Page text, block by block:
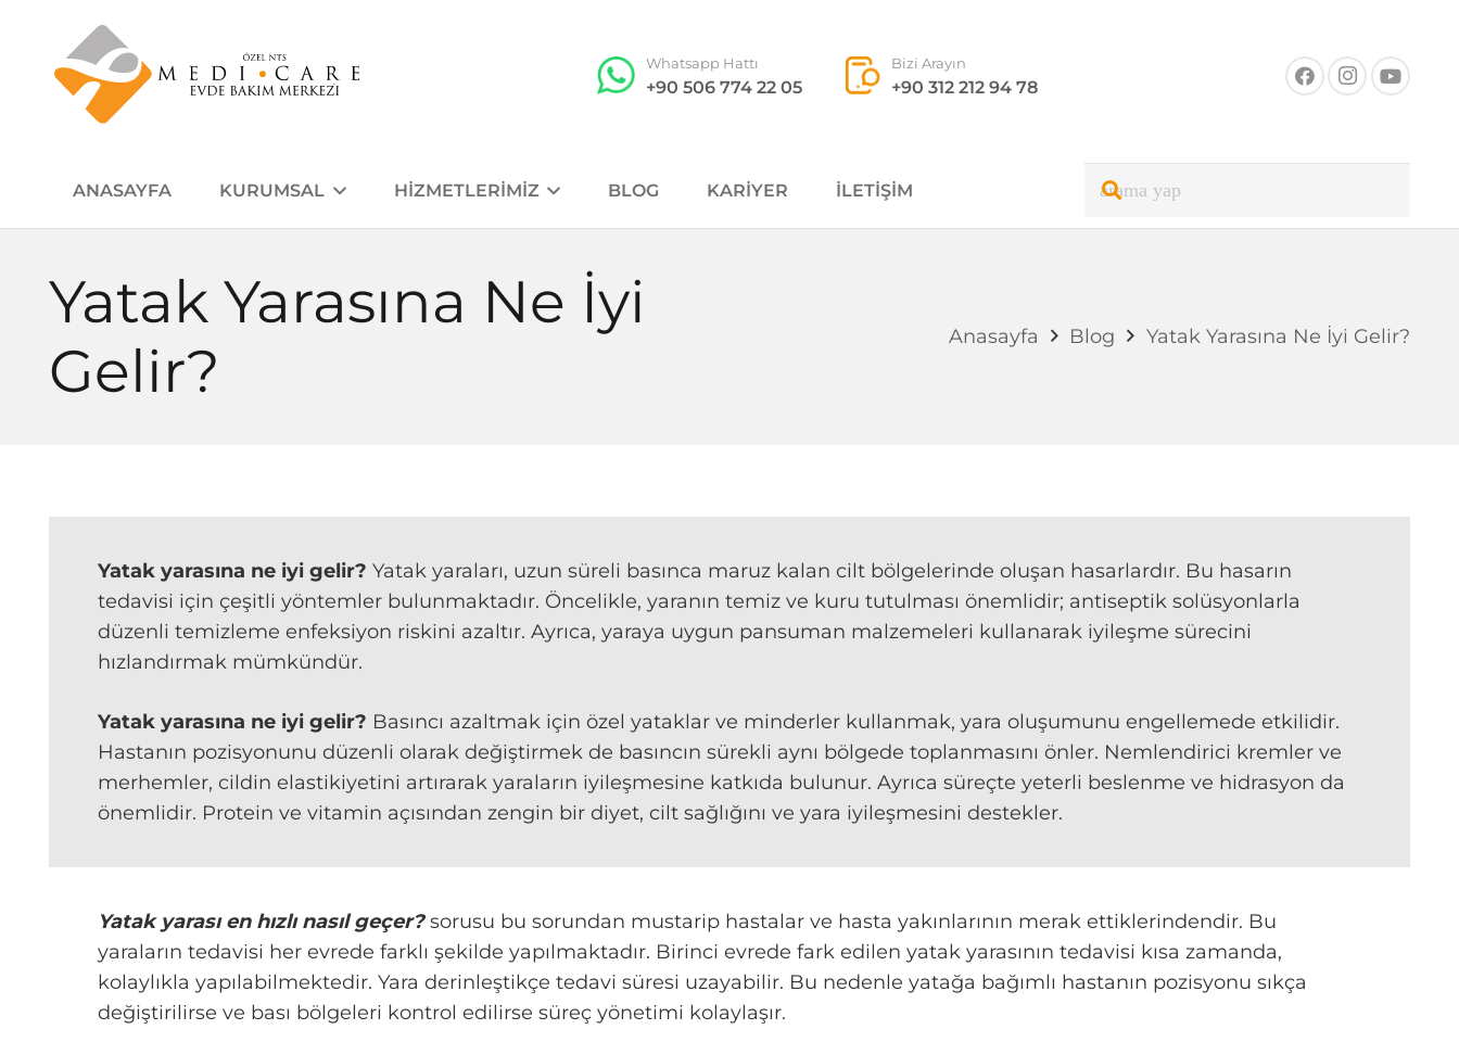
Whatsapp Hattı
+90 506 774 22 05
Bizi Arayın
+90 312 212 94 78
ANASAYFA KURUMSAL HIZMETLERIMIZ BLOG KARIYER İLETIŞIM
Yatak Yarasına Ne İyi
Gelir?
Anasayfa Blog Yatak Yarasına Ne İyi Gelir?
Yatak yarasına ne iyi gelir? Yatak yaraları, uzun süreli basınca maruz kalan cilt bölgelerinde oluşan hasarlardır. Bu hasarın
tedavisi için çeşitli yöntemler bulunmaktadır. Öncelikle, yaranın temiz ve kuru tutulması önemlidir; antiseptik solüsyonlarla
düzenli temizleme enfeksiyon riskini azaltır. Ayrıca, yaraya uygun pansuman malzemeleri kullanarak iyileşme sürecini
hızlandırmak mümkündür.
Yatak yarasına ne iyi gelir? Basıncı azaltmak için özel yataklar ve minderler kullanmak, yara oluşumunu engellemede etkilidir.
Hastanın pozisyonunu düzenli olarak değiştirmek de basıncın sürekli aynı bölgede toplanmasını önler. Nemlendirici kremler ve
merhemler, cildin elastikiyetini artırarak yaraların iyileşmesine katkıda bulunur. Ayrıca süreçte yeterli beslenme ve hidrasyon da
önemlidir. Protein ve vitamin açısından zengin bir diyet, cilt sağlığını ve yara iyileşmesini destekler.
Yatak yarası en hızlı nasıl geçer?sorusu bu sorundan mustarip hastalar ve hasta yakınlarının merak ettiklerindendir. Bu
yaraların tedavisi her evrede farklı şekilde yapılmaktadır. Birinci evrede fark edilen yatak yarasının tedavisi kısa zamanda,
kolaylıkla yapılabilmektedir. Yara derinleştikçe tedavi süresi uzayabilir. Bu nedenle yatağa bağımlı hastanın pozisyonu sıkça
değiştirilirse ve bası bölgeleri kontrol edilirse süreç yönetimi kolaylaşır.